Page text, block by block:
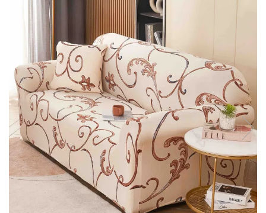
Lenjerii Creponate
Lenjerii de finet Iprimate Digital
Lenjerii de pat Bumbac 100%
Lenjerii de pat Finet + 2 Draperii
Lenjerii de pat Saten 4 piese cu
elastic